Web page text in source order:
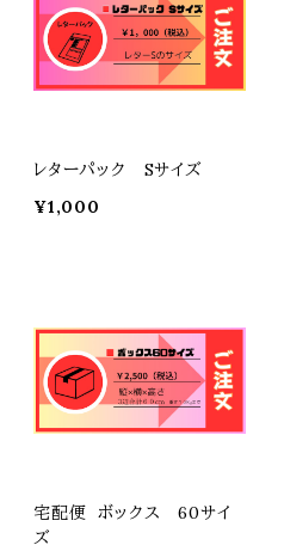
レターパック Sサイズ
¥1,000
宅配便 ボックス 60サイ
ズ